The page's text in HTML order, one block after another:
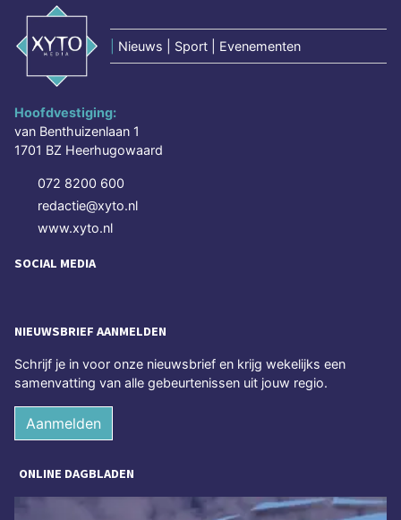
Nieuws | Sport | Evenementen
Hoofdvestiging:
van Benthuizenlaan 1
1701 BZ Heerhugowaard
072 8200 600
redactie@xyto.nl
www.xyto.nl
SOCIAL MEDIA
NIEUWSBRIEF AANMELDEN
Schrijf je in voor onze nieuwsbrief en krijg wekelijks een
samenvatting van alle gebeurtenissen uit jouw regio.
Aanmelden
ONLINE DAGBLADEN